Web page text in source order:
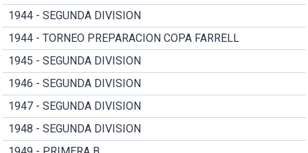
1944 - SEGUNDA DIVISION
1944 - TORNEO PREPARACION COPA FARRELL
1945 - SEGUNDA DIVISION
1946 - SEGUNDA DIVISION
1947 - SEGUNDA DIVISION
1948 - SEGUNDA DIVISION